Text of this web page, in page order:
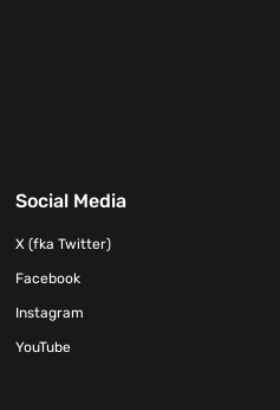
Social Media
X (fka Twitter)
Facebook
Instagram
YouTube